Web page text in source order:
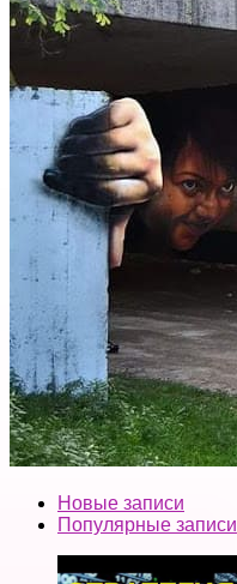
Новые записи
Популярные записи